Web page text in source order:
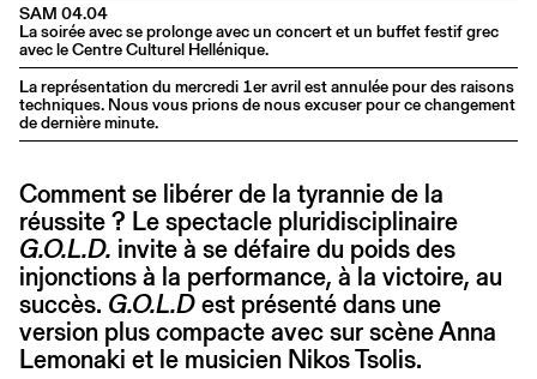
SAM 04.04
La soirée avec se prolonge avec un concert et un buffet festif grec
avec le Centre Culturel Hellénique.
La représentation du mercredi 1er avril est annulée pour des raisons
techniques. Nous vous prions de nous excuser pour ce changement
de dernière minute.
Comment se libérer de la tyrannie de la
réussite ? Le spectacle pluridisciplinaire
G.O.L.D. invite à se défaire du poids des
injonctions à la performance, à la victoire, au
succès. G.O.L.Dest présenté dans une
version plus compacte avec sur scène Anna
Lemonaki et le musicien Nikos Tsolis.